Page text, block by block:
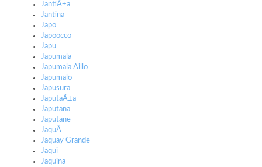
JantiÃ±a
Jantina
Japo
Japoocco
Japu
Japumala
Japumala Aillo
Japumalo
Japusura
JaputaÃ±a
Japutana
Japutane
JaquÃ­
Jaquay Grande
Jaqui
Jaquina